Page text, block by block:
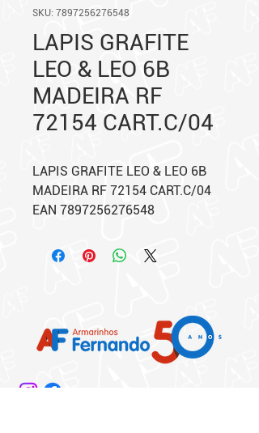
SKU: 7897256276548
LAPIS GRAFITE
LEO & LEO 6B
MADEIRA RF
72154 CART.C/04
LAPIS GRAFITE LEO & LEO 6B
MADEIRA RF 72154 CART.C/04
EAN 7897256276548